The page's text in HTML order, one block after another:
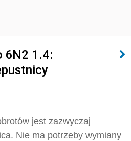
6N2 1.4:
jest zazwyczaj
Nie ma potrzeby wymiany